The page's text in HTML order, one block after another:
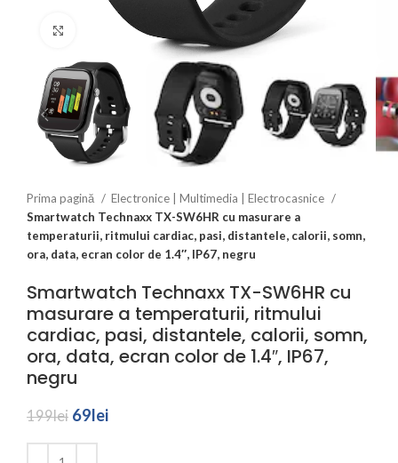
Click to enlarge
Prima pagină
Electronice | Multimedia | Electrocasnice
Smartwatch Technaxx TX-SW6HR cu masurare a
temperaturii, ritmului cardiac, pasi, distantele, calorii, somn,
ora, data, ecran color de 1.4″, IP67, negru
Smartwatch Technaxx TX-SW6HR cu
masurare a temperaturii, ritmului
cardiac, pasi, distantele, calorii, somn,
ora, data, ecran color de 1.4″, IP67,
negru
199lei 69lei